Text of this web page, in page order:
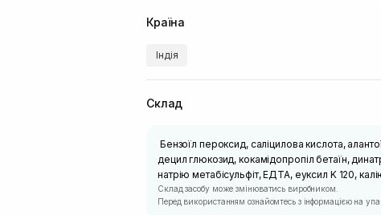
Країна
Індія
Склад
Бензоїл пероксид, саліцилова кислота,
децил глюкозид, кокамідопропіл бетаїн,
натрію метабісульфіт, EДTA, еуксил K 120,
Склад засобу може змінюватись виробником.
Перед використанням ознайомтесь з інформацією на